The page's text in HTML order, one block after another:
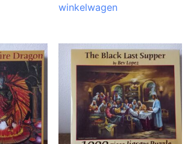
winkelwagen